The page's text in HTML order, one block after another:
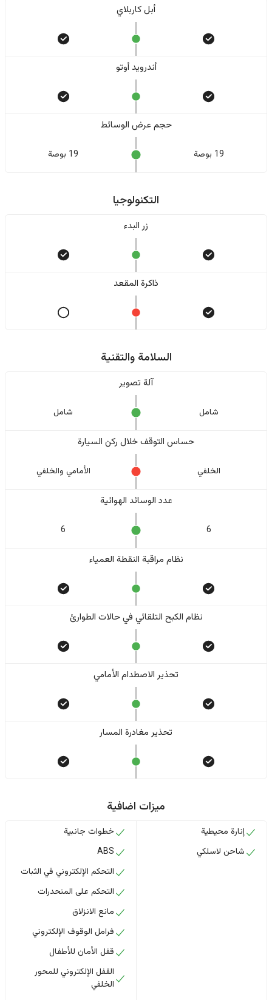
أبل كاربلاي
أندرويد أوتو
حجم عرض الوسائط
19 بوصة 19 بوصة
التكنولوجيا
زر البدء
ذاكرة المقعد
السلامة والتقنية
آلة تصوير
شامل شامل
حساس التوقف خلال ركن السيارة
الخلفي الأمامي والخلفي
عدد الوسائد الهوائية
6
6
نظام مراقبة النقطة العمياء
نظام الكبح التلقائي في حالات الطوارئ
تحذير الاصطدام الأمامي
تحذير مغادرة المسار
ميزات اضافية
إنارة محيطية
شاحن لاسلكي
خطوات جانبية
ABS
التحكم الإلكتروني في الثبات
التحكم على المنحدرات
مانع الانزلاق
فرامل الوقوف الإلكتروني
قفل الأمان للأطفال
القفل الإلكتروني للمحور
الخلفي